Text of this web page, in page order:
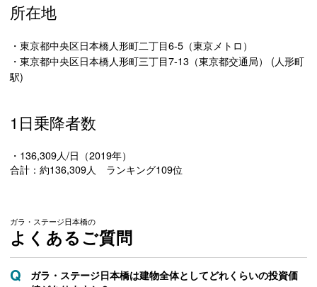
所在地
・東京都中央区日本橋人形町二丁目6-5（東京メトロ）
・東京都中央区日本橋人形町三丁目7-13（東京都交通局） (人形町
駅)
1日乗降者数
・136,309人/日（2019年）
合計：約136,309人 ランキング109位
ガラ・ステージ日本橋の
よくあるご質問
ガラ・ステージ日本橋は建物全体としてどれくらいの投資価